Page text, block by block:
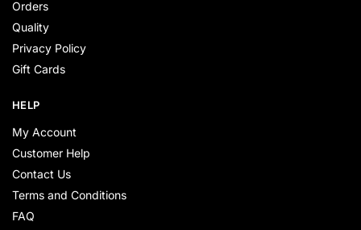
Orders
Quality
Privacy Policy
Gift Cards
HELP
My Account
Customer Help
Contact Us
Terms and Conditions
FAQ